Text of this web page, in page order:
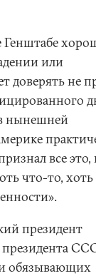
Генштабе
или
доверять не
нынешней
все это,
что-то, хоть
президент
президента
обязывающих